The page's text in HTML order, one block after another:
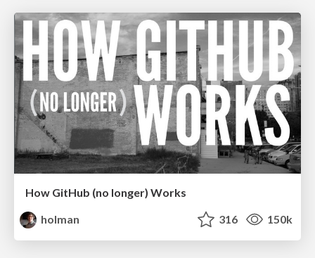
How GitHub (no longer) Works
holman
316 150k